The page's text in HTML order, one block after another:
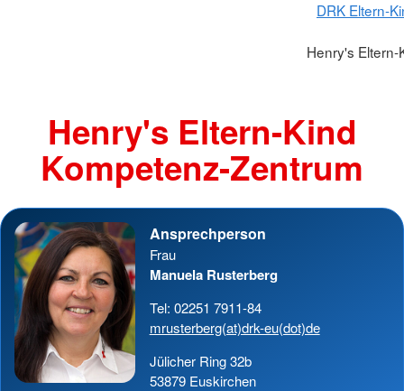
DRK Eltern-
Henry's
Henry's Eltern-Kind
Kompetenz-Zentrum
Ansprechperson
Frau
Manuela Rusterberg
Tel: 02251 7911-84
mrusterberg(at)drk-eu(dot)de
Jülicher Ring 32b
53879 Euskirchen